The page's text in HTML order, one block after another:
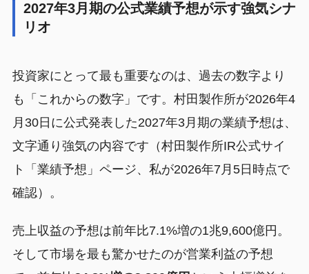
2027年3月期の公式業績予想が示す強気シナ
リオ
投資家にとって最も重要なのは、過去の数字より
も「これからの数字」です。村田製作所が2026年4
月30日に公式発表した2027年3月期の業績予想は、
文字通り強気の内容です（村田製作所IR公式サイ
ト「業績予想」ページ、私が2026年7月5日時点で
確認）。
売上収益の予想は前年比7.1%増の1兆9,600億円。
そして市場を最も驚かせたのが営業利益の予想